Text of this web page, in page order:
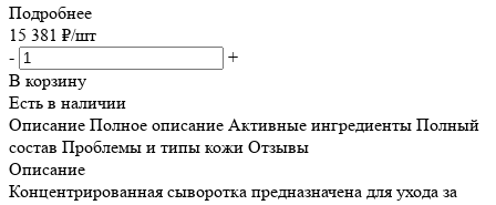
Подробнее
15 381 ₽/шт
-
+
В корзину
Есть в наличии
Описание Полное описание Активные ингредиенты Полный
состав Проблемы и типы кожи Отзывы
Описание
Концентрированная сыворотка предназначена для ухода за